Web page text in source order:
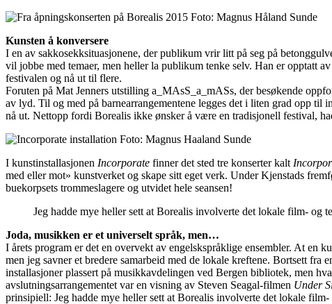
Kunsten å konversere
I en av sakkosekksituasjonene, der publikum vrir litt på seg på
vil jobbe med temaer, men heller la publikum tenke selv. Han er opptatt
festivalen og nå ut til flere.
Foruten på Mat Jenners utstilling a_MAsS_a_mASs, der besøkende
av lyd. Til og med på barnearrangementene legges det i liten grad opp til
nå ut. Nettopp fordi Borealis ikke ønsker å være en tradisjonell festival,
I kunstinstallasjonen Incorporate finner det sted tre konserter kalt
med eller mot» kunstverket og skape sitt eget verk. Under Kjenstads
buekorpsets trommeslagere og utvidet hele seansen!
Jeg hadde mye heller sett at Borealis involverte det lokale film- og
Joda, musikken er et universelt språk, men…
I årets program er det en overvekt av engelskspråklige ensembler. At en
men jeg savner et bredere samarbeid med de lokale kreftene. Bortsett
installasjoner plassert på musikkavdelingen ved Bergen bibliotek, men
avslutningsarrangementet var en visning av Steven Seagal-filmen Under
prinsipiell: Jeg hadde mye heller sett at Borealis involverte det lokale